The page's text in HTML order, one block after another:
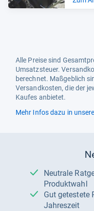
Alle Preise sind
Umsatzsteuer.
berechnet. Maßgeblich
Versandkosten, die der
Kaufes anbietet.
Mehr Infos dazu in
Neutrale Ratgeber – hilfreich für Ihre
Produktwahl
Gut getestete Produkte – passend zur
Jahreszeit